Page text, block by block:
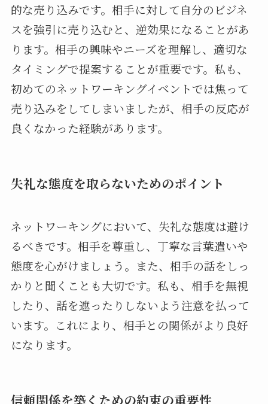
的な売り込みです。相手に対して自分のビジネ
スを強引に売り込むと、逆効果になることがあ
ります。相手の興味やニーズを理解し、適切な
タイミングで提案することが重要です。私も、
初めてのネットワーキングイベントでは焦って
売り込みをしてしまいましたが、相手の反応が
良くなかった経験があります。
失礼な態度を取らないためのポイント
ネットワーキングにおいて、失礼な態度は避け
るべきです。相手を尊重し、丁寧な言葉遣いや
態度を心がけましょう。また、相手の話をしっ
かりと聞くことも大切です。私も、相手を無視
したり、話を遮ったりしないよう注意を払って
います。これにより、相手との関係がより良好
になります。
信頼関係を築くための約束の重要性